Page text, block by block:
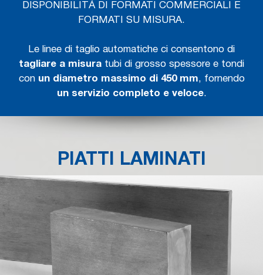
DISPONIBILITÀ DI FORMATI COMMERCIALI E
FORMATI SU MISURA.
Le linee di taglio automatiche ci consentono di
tagliare a misura tubi di grosso spessore e tondi
con un diametro massimo di 450 mm, fornendo
un servizio completo e veloce.
PIATTI LAMINATI